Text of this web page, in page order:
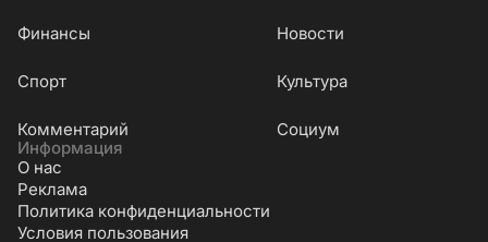
Финансы Новости
Cпорт Культура
Комментарий
Социум
Информация
О нас
Реклама
Политика конфиденциальности
Условия пользования